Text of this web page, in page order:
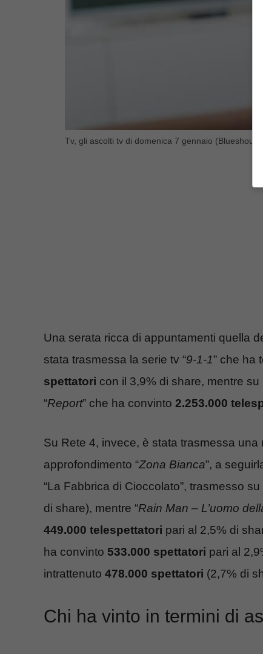
Tv, gli ascolti tv di domenica 7 gennaio
Una serata ricca di appuntamenti quella
stata trasmessa la serie tv “9-1-1” che ha
spettatori con il 3,9% di share, mentre
“Report” che ha convinto 2.253.000
Su Rete 4, invece, è stata trasmessa
approfondimento “Zona Bianca”, a
“La Fabbrica di Cioccolato”, trasmesso
di share), mentre “Rain Man – L’uomo
449.000 telespettatori pari al 2,5% di
ha convinto 533.000 spettatori pari al
intrattenuto 478.000 spettatori (2,7% di
Chi ha vinto in termini di